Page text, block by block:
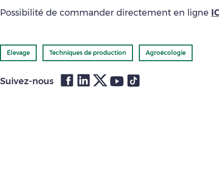
Possibilité de commander directement en ligne
Élevage Techniques de production Agroécologie
Suivez-nous